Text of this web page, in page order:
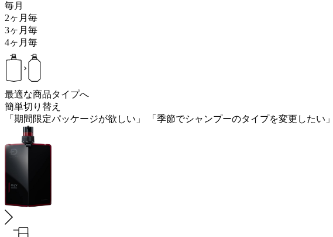
毎月
2ヶ月毎
3ヶ月毎
4ヶ月毎
最適な商品タイプへ
簡単切り替え
「期間限定パッケージが欲しい」 「季節でシャンプーのタイプを変更した